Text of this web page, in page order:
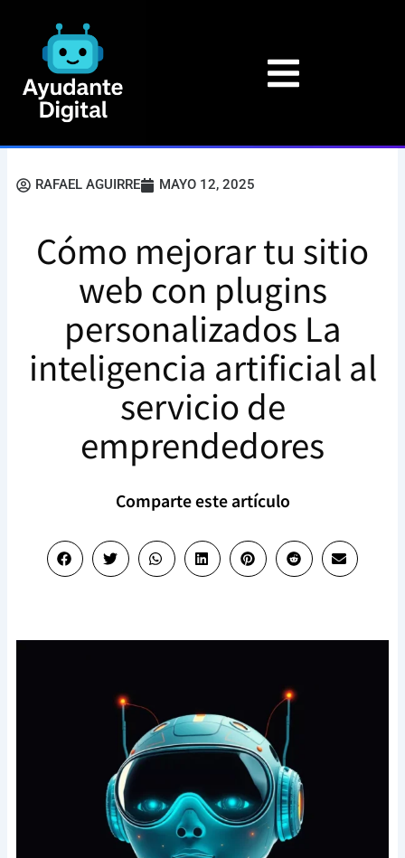
contenido
RAFAEL AGUIRRE MAYO 12, 2025
Cómo mejorar tu sitio
web con plugins
personalizados La
inteligencia artificial al
servicio de
emprendedores
Comparte este artículo